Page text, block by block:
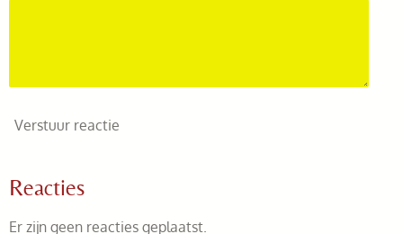
Verstuur reactie
Reacties
Er zijn geen reacties geplaatst.